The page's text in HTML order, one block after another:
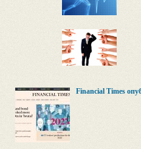
Financial Times